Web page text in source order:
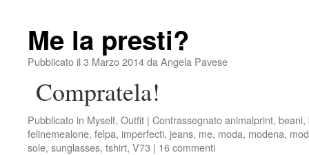
Me la presti?
Pubblicato il 3 Marzo 2014da Angela Pavese
Compratela!
Pubblicato in Myself, Outfit | Contrassegnatoanimalprint, beani,
felinemealone, felpa, imperfecti, jeans, me, moda, modena,
sole, sunglasses, tshirt, V73 | 16 commenti